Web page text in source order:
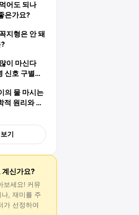
어도 되나
은가요?
지형은 안 돼
이 마신다
신호 구별하
의 물 마시는
적 원리와 특
기
계신가요?
보세요! 커뮤
, 재미를 주
가 선정하여